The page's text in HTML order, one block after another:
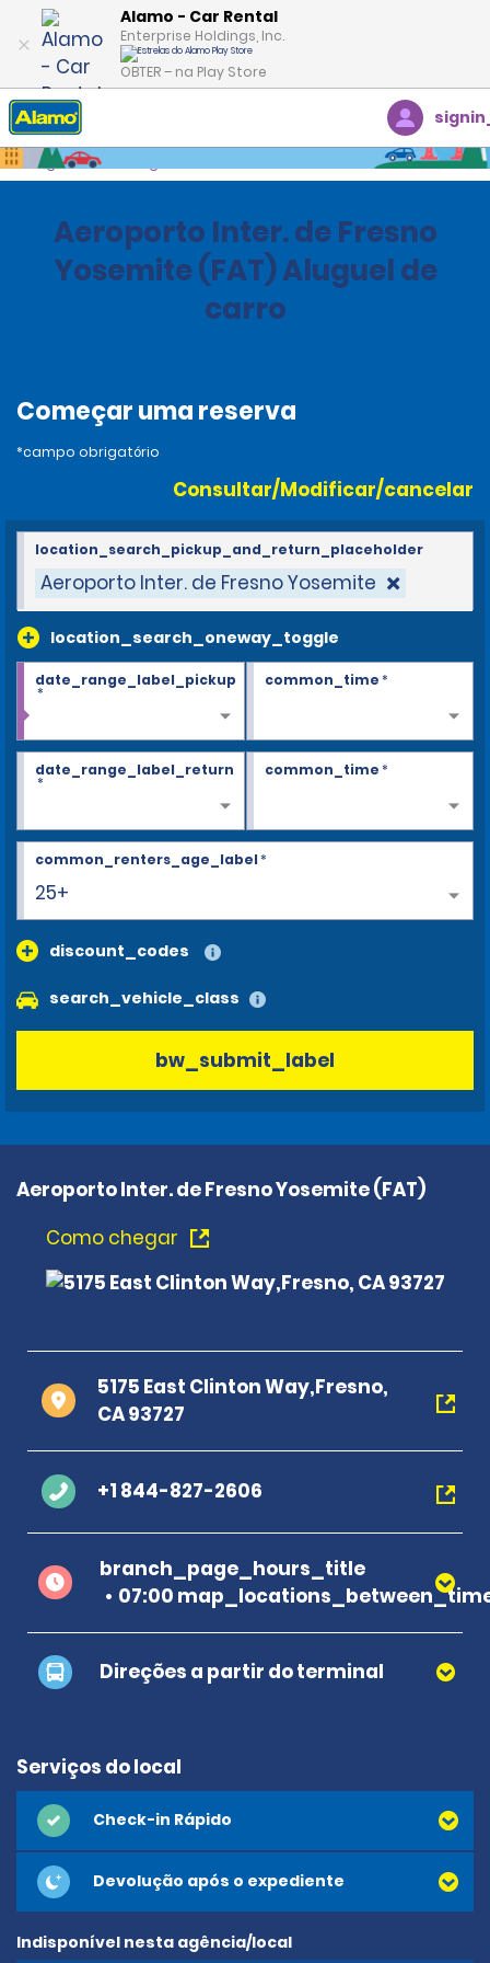
Alamo - Car Rental
Enterprise Holdings, Inc.
OBTER – na Play Store
Página inicial California
Aeroporto Inter. de Fresno
Yosemite (FAT) Aluguel de
carro
Começar uma reserva
*campo obrigatório
Consultar/Modificar/cancelar
Aeroporto Inter. de Fresno Yosemite
location_search_oneway_toggle
location_search_pickup_and_return_placeholder
date_range_label_pickup
*
common_time*
date_range_label_return
*
common_time*
25+
common_renters_age_label*
discount_codes
search_vehicle_class
bw_submit_label
Aeroporto Inter. de Fresno Yosemite (FAT)
Como chegar
5175 East Clinton Way,Fresno,
CA 93727
+1 844-827-2606
branch_page_hours_title
07:00
Direções a partir do terminal
Serviços do local
Check-in Rápido
Devolução após o expediente
Indisponível nesta agência/local